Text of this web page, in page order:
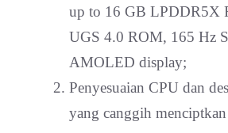
up to 16 GB LPDDR5X
UGS 4.0 ROM, 165 Hz
AMOLED display;
Penyesuaian CPU dan
yang canggih